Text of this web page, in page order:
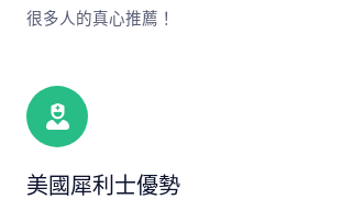
很多人的真心推薦！
美國犀利士優勢